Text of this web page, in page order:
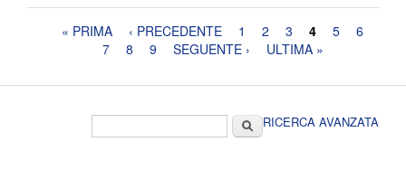
Pagine« PRIMA ‹ PRECEDENTE 1 2 3 4 5
6
7
8 9 SEGUENTE › ULTIMA »
CercaRICERCA AVANZATA